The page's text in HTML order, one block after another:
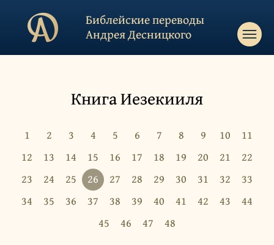
Библейские переводы
Андрея Десницкого
Книга Иезекииля
1 2 3 4 5 6 7 8 9 10
11
12
13 14 15 16 17 18 19 20 21
22
23
24 25 26 27 28 29 30 31 32
33
34
35 36 37 38 39 40 41 42 43
44
45
46 47 48